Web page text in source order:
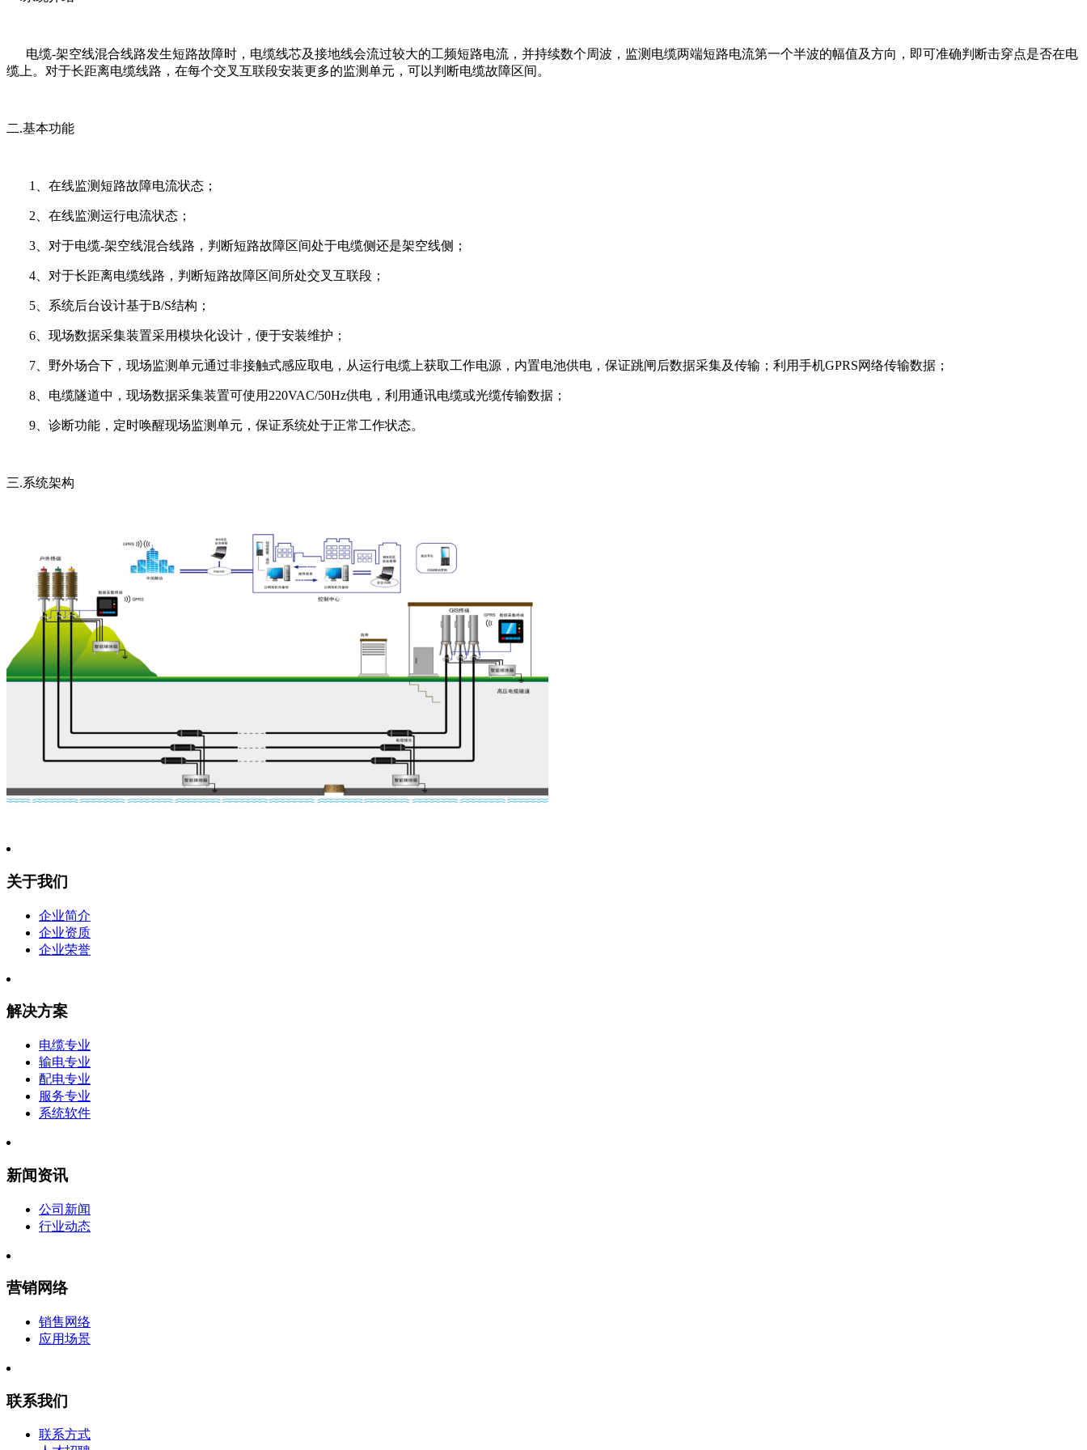
电缆-架空线混合线路发生短路故障时，电缆线芯及接地线会流过较大的工频短路电流，并持续数个周波，监测电缆两端短路电流第一个半波的幅值及方向，即可准确判断击穿点是否在电
缆上。对于长距离电缆线路，在每个交叉互联段安装更多的监测单元，可以判断电缆故障区间。
二.基本功能
1、在线监测短路故障电流状态；
2、在线监测运行电流状态；
3、对于电缆-架空线混合线路，判断短路故障区间处于电缆侧还是架空线侧；
4、对于长距离电缆线路，判断短路故障区间所处交叉互联段；
5、系统后台设计基于B/S结构；
6、现场数据采集装置采用模块化设计，便于安装维护；
7、野外场合下，现场监测单元通过非接触式感应取电，从运行电缆上获取工作电源，内置电池供电，保证跳闸后数据采集及传输；利用手机GPRS网络传输数据；
8、电缆隧道中，现场数据采集装置可使用220VAC/50Hz供电，利用通讯电缆或光缆传输数据；
9、诊断功能，定时唤醒现场监测单元，保证系统处于正常工作状态。
三.系统架构
关于我们
企业简介
企业资质
企业荣誉
解决方案
电缆专业
输电专业
配电专业
服务专业
系统软件
新闻资讯
公司新闻
行业动态
营销网络
销售网络
应用场景
联系我们
联系方式